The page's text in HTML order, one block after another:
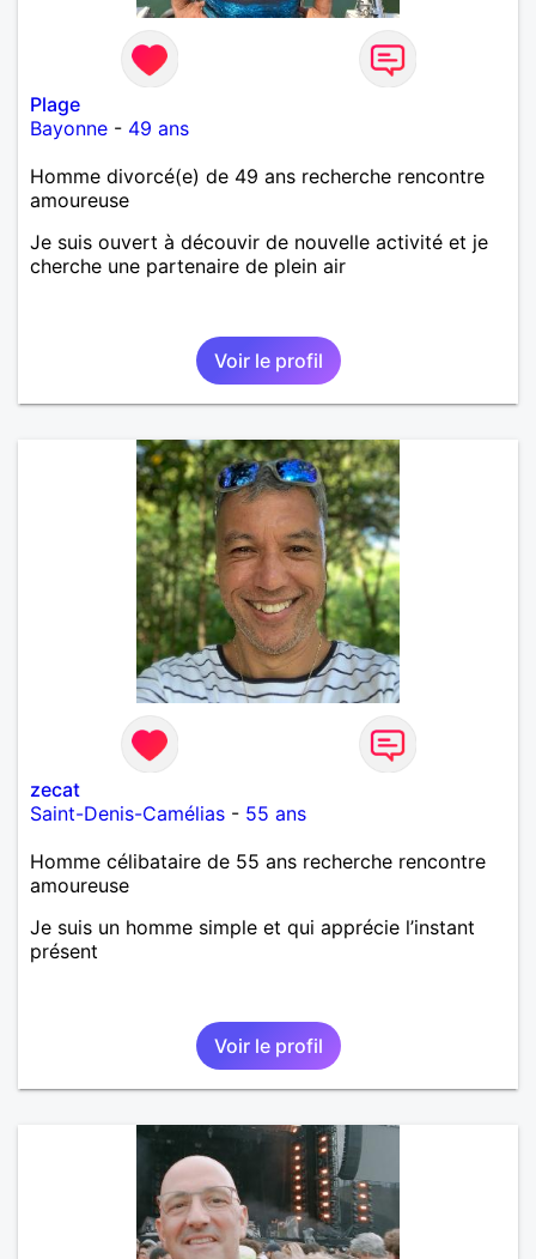
Plage
Bayonne - 49 ans
Homme divorcé(e) de 49 ans recherche rencontre
amoureuse
Je suis ouvert à découvir de nouvelle activité et je
cherche une partenaire de plein air
Voir le profil
zecat
Saint-Denis-Camélias - 55 ans
Homme célibataire de 55 ans recherche rencontre
amoureuse
Je suis un homme simple et qui apprécie l’instant
présent
Voir le profil